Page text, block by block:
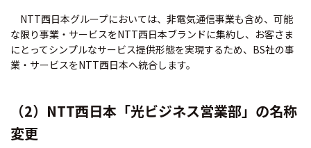
NTT西日本グループにおいては、非電気通信事業も含め、可能
な限り事業・サービスをNTT西日本ブランドに集約し、お客さま
にとってシンプルなサービス提供形態を実現するため、BS社の事
業・サービスをNTT西日本へ統合します。
（2）NTT西日本「光ビジネス営業部」の名称
変更